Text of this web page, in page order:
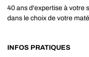
40 ans d'expertise à votre
dans le choix de votre
INFOS PRATIQUES